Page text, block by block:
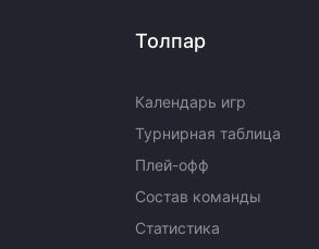
Толпар
Календарь игр
Турнирная таблица
Плей-офф
Состав команды
Статистика